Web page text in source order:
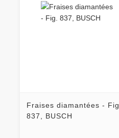
Fraises diamantées -
837, BUSCH